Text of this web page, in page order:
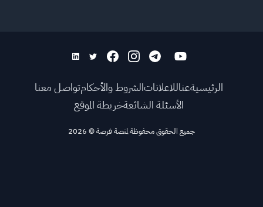
الرئيسيةعناللاعلاناتالشروط والأحكامتواصل معنا
الأسئلة الشائعةخريطة الموقع
جميع الحقوق محفوظة لمنصة فرصة©
2026